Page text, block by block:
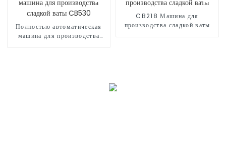
Полностью автоматическая
машина для производства
CB218 Машина для
производства сладкой ваты